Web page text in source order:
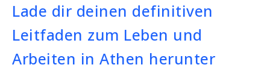
Lade dir deinen definitiven
Leitfaden zum Leben und
Arbeiten in Athen herunter